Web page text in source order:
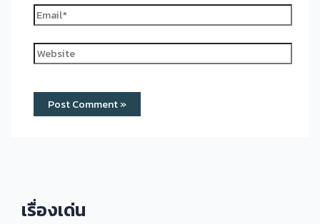
Email*
Website
เรื่องเด่น